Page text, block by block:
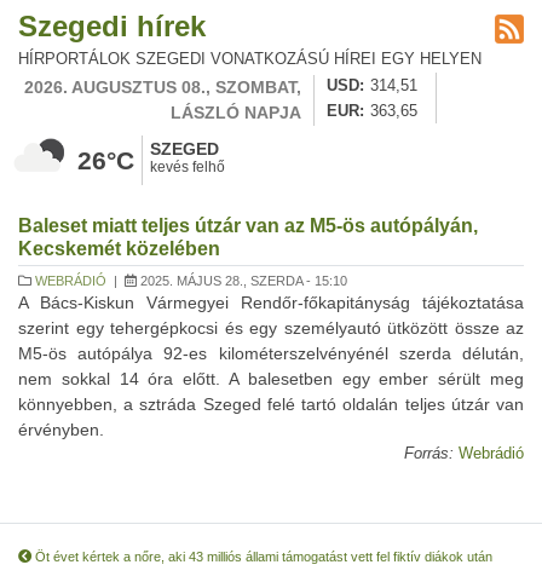
Szegedi hírek
HÍRPORTÁLOK SZEGEDI VONATKOZÁSÚ HÍREI EGY HELYEN
2026. AUGUSZTUS 08., SZOMBAT,
LÁSZLÓ NAPJA
USD
314,51
EUR
363,65
26°C SZEGED
kevés felhő
Baleset miatt teljes útzár van az M5-ös autópályán,
Kecskemét közelében
WEBRÁDIÓ | 2025. MÁJUS 28., SZERDA - 15:10
A Bács-Kiskun Vármegyei Rendőr-főkapitányság tájékoztatása
szerint egy tehergépkocsi és egy személyautó ütközött össze az
M5-ös autópálya 92-es kilométerszelvényénél szerda délután,
nem sokkal 14 óra előtt. A balesetben egy ember sérült meg
könnyebben, a sztráda Szeged felé tartó oldalán teljes útzár van
érvényben.
Forrás: Webrádió
Öt évet kértek a nőre, aki 43 milliós állami támogatást vett fel fiktív diákok után